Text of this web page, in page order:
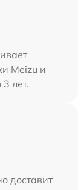
Meizu и
лет.
доставит